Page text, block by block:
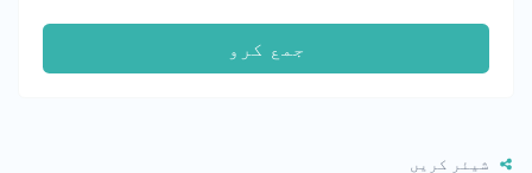
جمع کرو
شیئر کریں